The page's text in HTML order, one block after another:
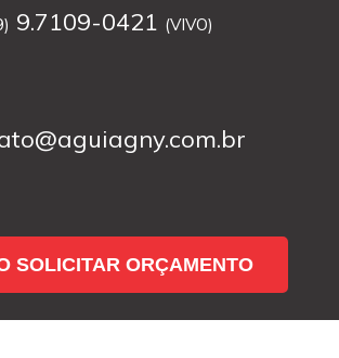
9.7109-0421 (VIVO)
SOLICITAR ORÇAMENTO